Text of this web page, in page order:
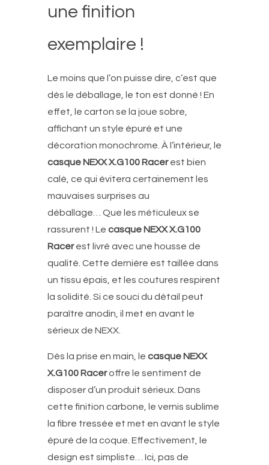
une finition
exemplaire !
Le moins que l’on puisse dire, c’est que
dès le déballage, le ton est donné ! En
effet, le carton se la joue sobre,
affichant un style épuré et une
décoration monochrome. À l’intérieur, le
casque NEXX X.G100 Racerest bien
calé, ce qui évitera certainement les
mauvaises surprises au
déballage… Que les méticuleux se
rassurent ! Le casque NEXX X.G100
Racerest livré avec une housse de
qualité. Cette dernière est taillée dans
un tissu épais, et les coutures respirent
la solidité. Si ce souci du détail peut
paraître anodin, il met en avant le
sérieux de NEXX.
Dès la prise en main, le casque NEXX
X.G100 Raceroffre le sentiment de
disposer d’un produit sérieux. Dans
cette finition carbone, le vernis sublime
la fibre tressée et met en avant le style
épuré de la coque. Effectivement, le
design est simpliste… Ici, pas de